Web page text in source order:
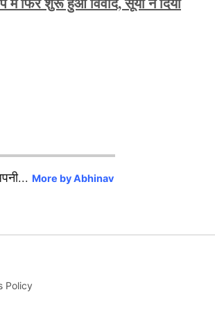
More by Abhinav
Policy